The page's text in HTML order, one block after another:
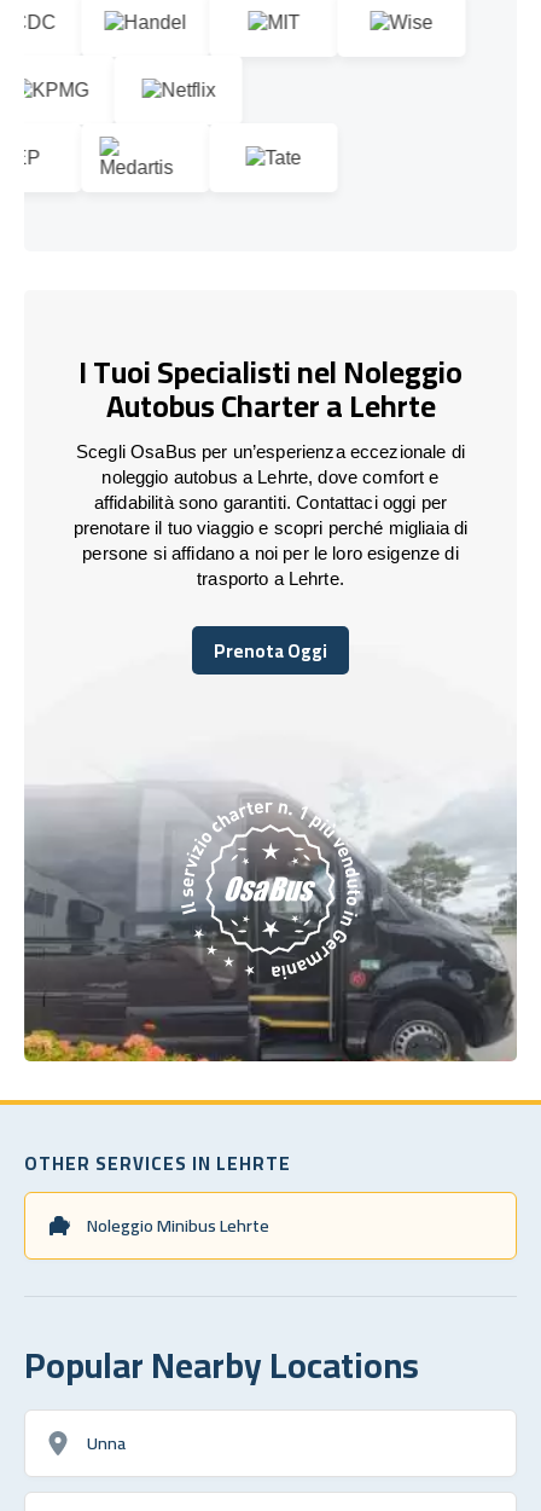
I Tuoi Specialisti nel Noleggio
Autobus Charter a Lehrte
Scegli OsaBus per un’esperienza eccezionale di
noleggio autobus a Lehrte, dove comfort e
affidabilità sono garantiti. Contattaci oggi per
prenotare il tuo viaggio e scopri perché migliaia di
persone si affidano a noi per le loro esigenze di
trasporto a Lehrte.
Prenota Oggi
Prenota Oggi
OTHER SERVICES IN LEHRTE
Noleggio Minibus Lehrte
Popular Nearby Locations
Unna